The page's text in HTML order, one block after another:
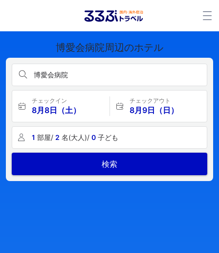
博愛会病院周辺のホテル
博愛会病院
チェックイン
8月8日（土）
チェックアウト
8月9日（日）
1 部屋/ 2 名(大人)/ 0 子ども
検索